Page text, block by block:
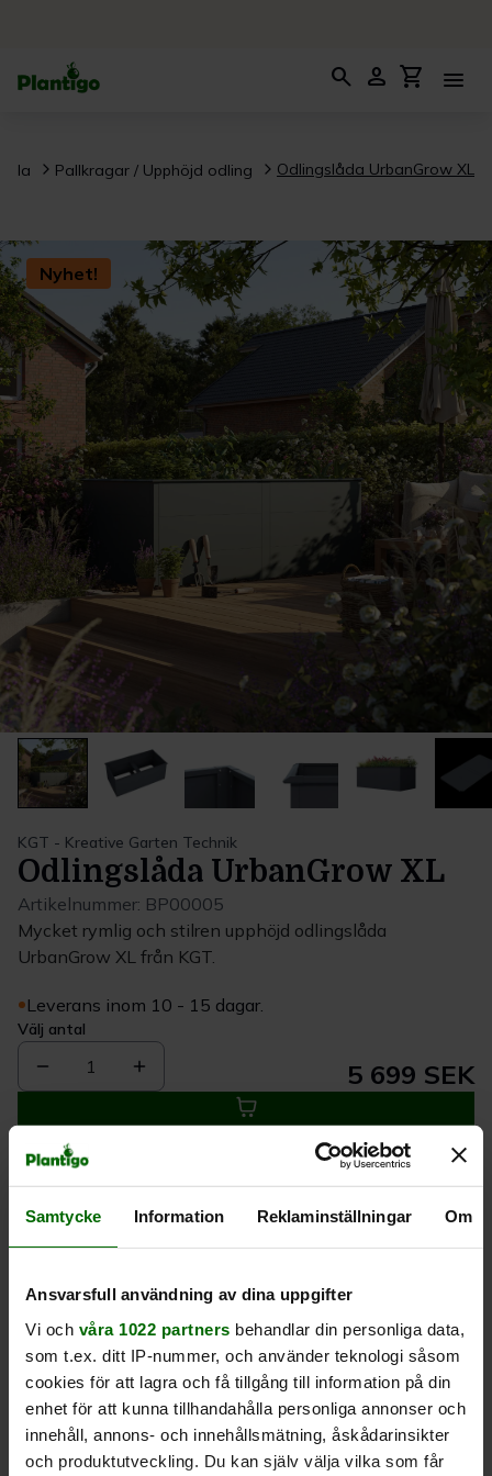
Samtycke Information Reklaminställningar Om
Ansvarsfull användning av dina uppgifter
Vi och våra 1022 partners behandlar din personliga data,
som t.ex. ditt IP-nummer, och använder teknologi såsom
cookies för att lagra och få tillgång till information på din
enhet för att kunna tillhandahålla personliga annonser och
innehåll, annons- och innehållsmätning, åskådarinsikter
och produktutveckling. Du kan själv välja vilka som får
search person shopping_cart menu
Pallkragar / Upphöjd odling Odlingslåda UrbanGrow XL
Nyhet!
KGT - Kreative Garten Technik
Odlingslåda UrbanGrow XL
Artikelnummer: BP00005
Mycket rymlig och stilren upphöjd odlingslåda
UrbanGrow XL från KGT.
Leverans inom 10 - 15 dagar.
Välj antal
1 5 699 SEK
Köp
Leverans 1-
3 dagar
Kvalitet till
rätt pris
Eget lager allt i
en leverans
Produktrecensioner